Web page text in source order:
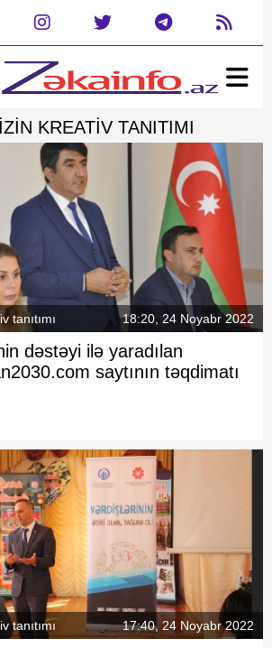
KREATIV TANITIMI
tanıtımı 18:20, 24 Noyabr 2022
dəstəyi ilə yaradılan
saytının təqdimatı
tanıtımı 17:40, 24 Noyabr 2022